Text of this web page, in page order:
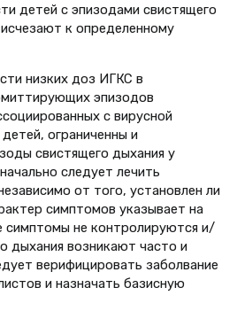
детей с эпизодами свистящего
к определенному
низких доз ИГКС в
эпизодов
с вирусной
ограниченны и
свистящего дыхания у
следует лечить
от того, установлен ли
симптомов указывает на
симптомы не контролируются и/
дыхания возникают часто и
верифицировать заболвание
и назначать базисную